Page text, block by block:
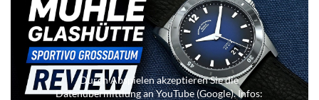
Durch Abspielen akzeptieren Sie die
Datenübermittlung an YouTube (Google). Infos: